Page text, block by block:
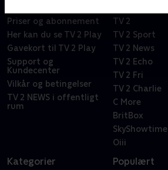
Priser og abonnement
Her kan du se TV 2 Play
Gavekort til TV 2 Play
Support og
Kundecenter
Vilkår og betingelser
TV 2 NEWS i offentligt
rum
TV 2
TV 2 Sport
TV 2 News
TV 2 Echo
TV 2 Fri
TV 2 Charlie
C More
BritBox
SkyShowtime
Oiii
Kategorier Populært